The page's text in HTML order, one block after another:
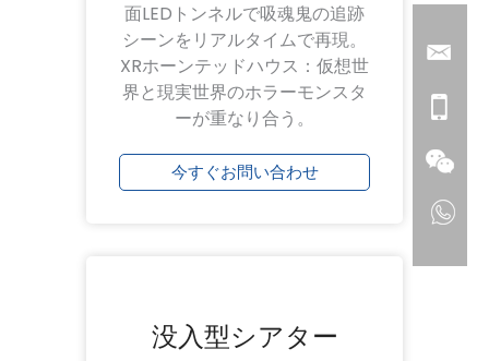
面LEDトンネルで吸魂鬼の追跡
シーンをリアルタイムで再現。
XRホーンテッドハウス：仮想世
界と現実世界のホラーモンスタ
ーが重なり合う。
今すぐお問い合わせ
没入型シアター